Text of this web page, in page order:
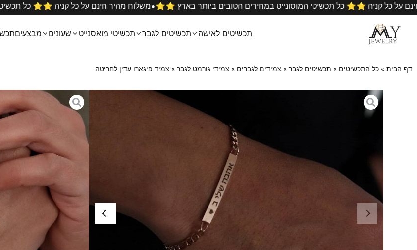
משלוח מהיר חינם על כל•משלוח מהיר חינם על כל קניה ⭐️⭐️ כל תכשיטי המוסונייט במחירים הטובים ביותר בארץ ⭐️⭐️•
תכשיטים לאישה תכשיטים לגבר תכשיטי מואסנייט שעונים מבצעים
דף הבית » כל התכשיטים » תכשיטים לגבר » צמידים לגברים » צמידי גורמט לגבר » צמיד פיגארו עדין לחריטה
צמיד
169
צמיד פיגארו עדין
הצמיד עשוי מפלדת
להסירו.
ניתן להתקלח עם
ניתן להזמין במגוון
מידות: אורך הצמיד 18 ס״מ, עובי 4 מ״מ
מומלץ לבדוק את מידת
הצמיד מגיע באריזת